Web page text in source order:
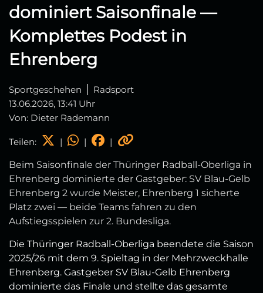
dominiert Saisonfinale —
Komplettes Podest in
Ehrenberg
Sportgeschehen
Radsport
13.06.2026, 13:41 Uhr
Von: Dieter Rademann
Teilen: | | |
Beim Saisonfinale der Thüringer Radball‑Oberliga in
Ehrenberg dominierte der Gastgeber: SV Blau‑Gelb
Ehrenberg 2 wurde Meister, Ehrenberg 1 sicherte
Platz zwei — beide Teams fahren zu den
Aufstiegsspielen zur 2. Bundesliga.
Die Thüringer Radball-Oberliga beendete die Saison
2025/26 mit dem 9. Spieltag in der Mehrzweckhalle
Ehrenberg. Gastgeber SV Blau‑Gelb Ehrenberg
dominierte das Finale und stellte das gesamte